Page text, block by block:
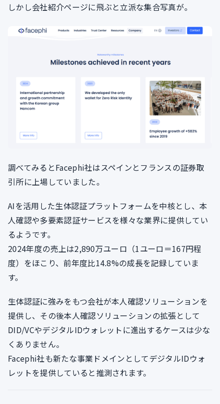
しかし会社紹介ページに飛ぶと立派な集合写真が。
調べてみるとFacephi社はスペインとフランスの証券取
引所に上場していました。
AIを活用した生体認証プラットフォームを中核とし、本
人確認や多要素認証サービスを様々な業界に提供してい
るようです。
2024年度の売上は2,890万ユーロ（1ユーロ＝167円程
度）をほこり、前年度比14.8%の成長を記録していま
す。
生体認証に強みをもつ会社が本人確認ソリューションを
提供し、その後本人確認ソリューションの拡張として
DID/VCやデジタルIDウォレットに進出するケースは少な
くありません。
Facephi社も新たな事業ドメインとしてデジタルIDウォ
レットを提供していると推測されます。